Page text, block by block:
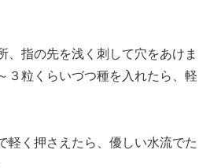
指の先を浅く刺して穴をあけま
３粒くらいづつ種を入れたら、軽
く押さえたら、優しい水流でた